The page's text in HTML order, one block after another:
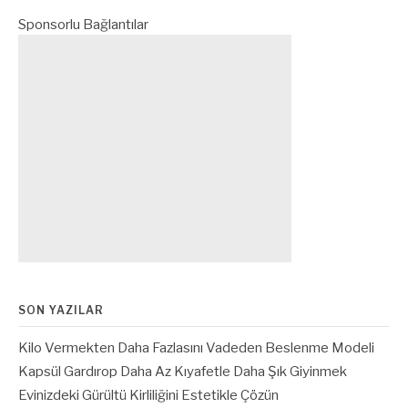
Sponsorlu Bağlantılar
SON YAZILAR
Kilo Vermekten Daha Fazlasını Vadeden Beslenme Modeli
Kapsül Gardırop Daha Az Kıyafetle Daha Şık Giyinmek
Evinizdeki Gürültü Kirliliğini Estetikle Çözün